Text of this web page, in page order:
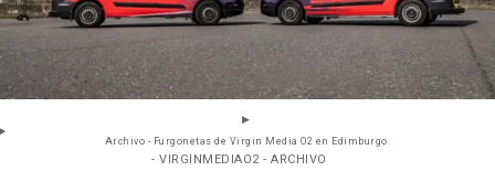
Archivo - Furgonetas de Virgin Media O2 en Edimburgo.
- VIRGINMEDIAO2 - ARCHIVO